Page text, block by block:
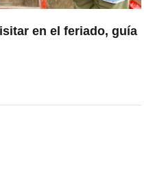
en el feriado, guía